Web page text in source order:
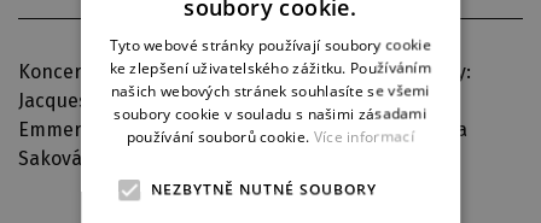
Koncert souboru operety a muzikálu. Autoři hudby:
Jacques Offenbach, Oskar Nedbal, Franz lehár,
Emmerich Kálmán, Rudolf Piskáček. Sólisté - Dana
Saková, Gertruda Ledinská, Milada Paseková,
GERMAN
soubory cookie.
Tyto webové stránky používají soubory cookie
ke zlepšení uživatelského zážitku. Používáním
našich webových stránek souhlasíte se všemi
soubory cookie v souladu s našimi zásadami
používání souborů cookie. Více informací
NEZBYTNĚ NUTNÉ SOUBORY